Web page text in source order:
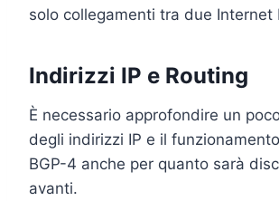
solo collegamenti tra due Internet
Indirizzi IP e Routing
È necessario approfondire un
degli indirizzi IP e il
BGP-4 anche per quanto sarà
avanti.